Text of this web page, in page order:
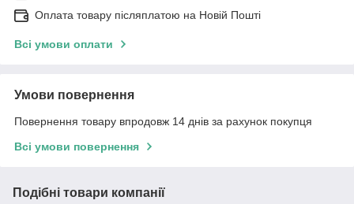
Оплата товару післяплатою на Новій Пошті
Всі умови оплати
Умови повернення
Повернення товару впродовж 14 днів за рахунок покупця
Всі умови повернення
Подібні товари компанії